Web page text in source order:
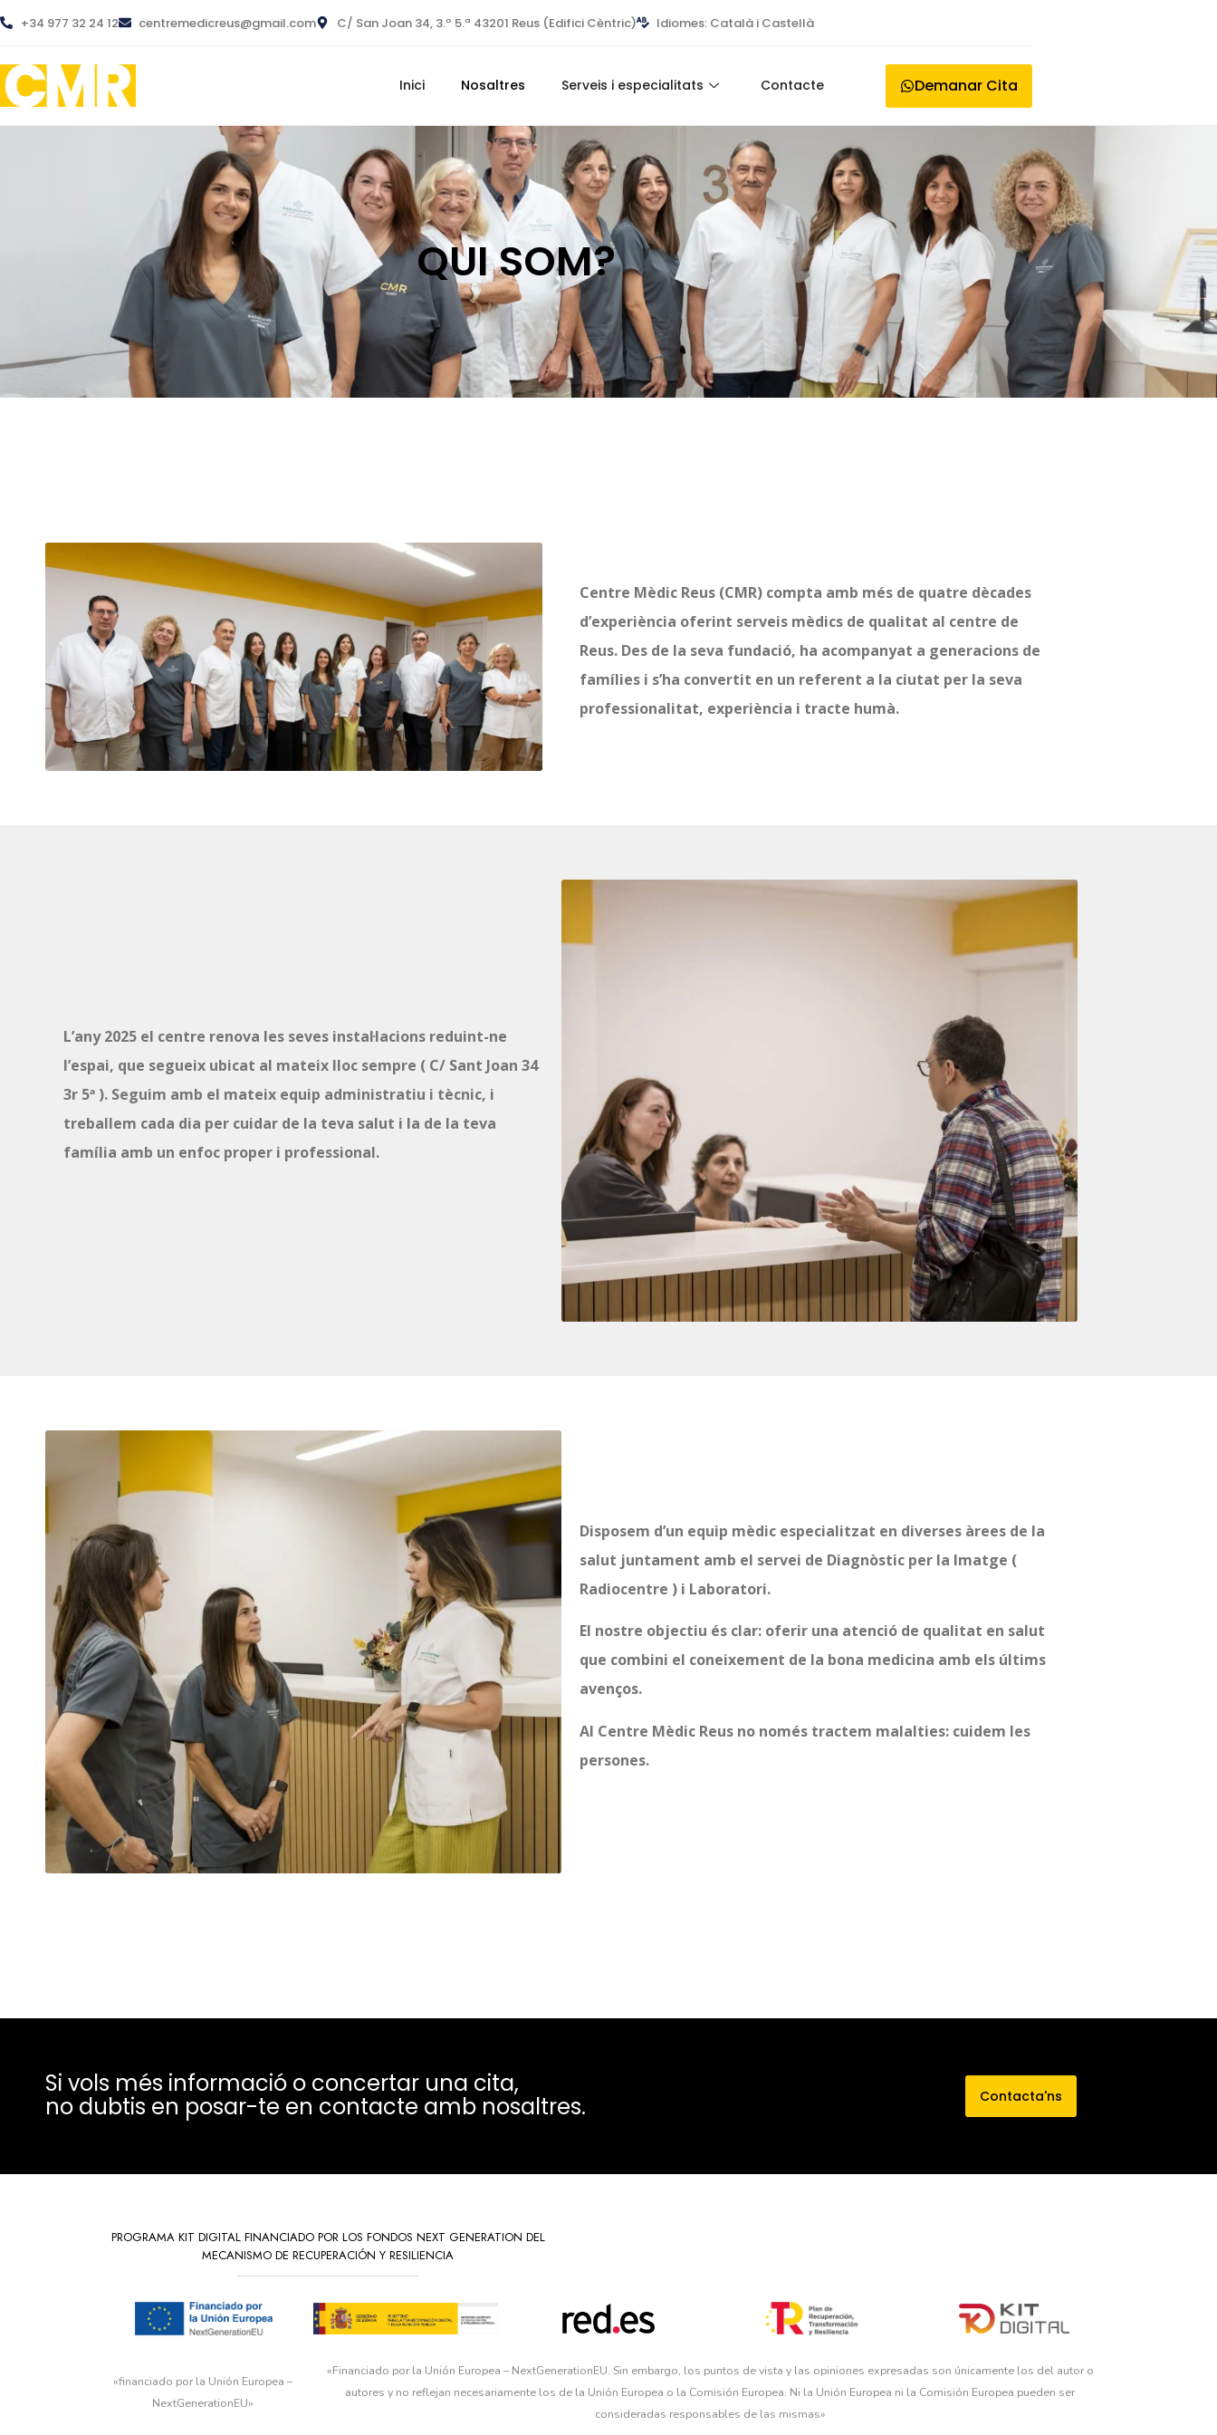
+34 977 32 24 12 centremedicreus@gmail.com C/ San Joan 34, 3.º 5.ª 43201 Reus (Edifici Cèntric) Idiomes: Català i Castellà
Inici Nosaltres Serveis i especialitats Contacte Demanar Cita
QUI SOM?
Centre Mèdic Reus (CMR) compta amb més de quatre dècades
d’experiència oferint serveis mèdics de qualitat al centre de
Reus. Des de la seva fundació, ha acompanyat a generacions de
famílies i s’ha convertit en un referent a la ciutat per la seva
professionalitat, experiència i tracte humà.
L’any 2025 el centre renova les seves instal·lacions reduint-ne
l’espai, que segueix ubicat al mateix lloc sempre ( C/ Sant Joan 34
3r 5ª ). Seguim amb el mateix equip administratiu i tècnic, i
treballem cada dia per cuidar de la teva salut i la de la teva
família amb un enfoc proper i professional.
Disposem d’un equip mèdic especialitzat en diverses àrees de la
salut juntament amb el servei de Diagnòstic per la Imatge (
Radiocentre ) i Laboratori.
El nostre objectiu és clar: oferir una atenció de qualitat en salut
que combini el coneixement de la bona medicina amb els últims
avenços.
Al Centre Mèdic Reus no només tractem malalties: cuidem les
persones.
Si vols més informació o concertar una cita,
no dubtis en posar-te en contacte amb nosaltres. Contacta'ns
PROGRAMA KIT DIGITAL FINANCIADO POR LOS FONDOS NEXT GENERATION DEL
MECANISMO DE RECUPERACIÓN Y RESILIENCIA
«financiado por la Unión Europea –
NextGenerationEU»
«Financiado por la Unión Europea – NextGenerationEU. Sin embargo, los puntos de vista y las opiniones expresadas son únicamente los del autor o
autores y no reflejan necesariamente los de la Unión Europea o la Comisión Europea. Ni la Unión Europea ni la Comisión Europea pueden ser
consideradas responsables de las mismas»